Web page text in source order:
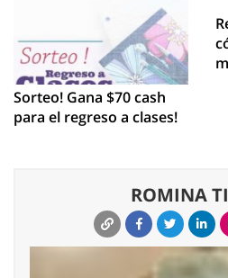
Sorteo! Gana $70 cash
para el regreso a clases!
ROMINA